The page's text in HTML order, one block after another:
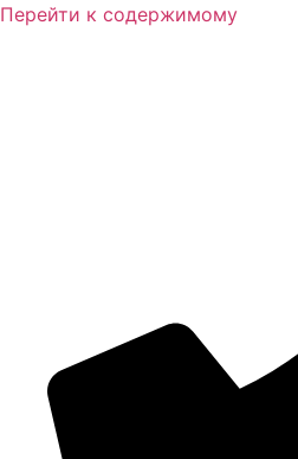
Перейти к содержимому